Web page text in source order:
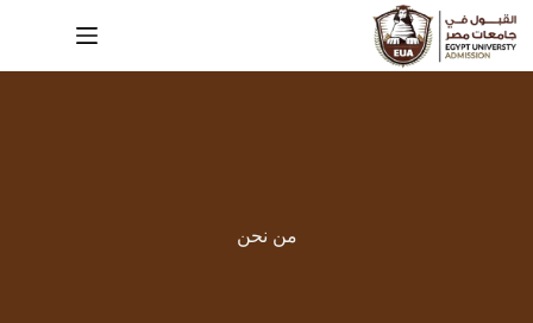
من نحن